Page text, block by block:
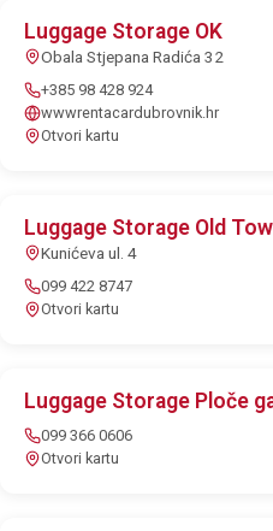
Luggage Storage OK
Obala Stjepana Radića 32
+385 98 428 924
wwwrentacardubrovnik.hr
Otvori kartu
Luggage Storage Old
Kunićeva ul. 4
099 422 8747
Otvori kartu
Luggage Storage Ploče
099 366 0606
Otvori kartu